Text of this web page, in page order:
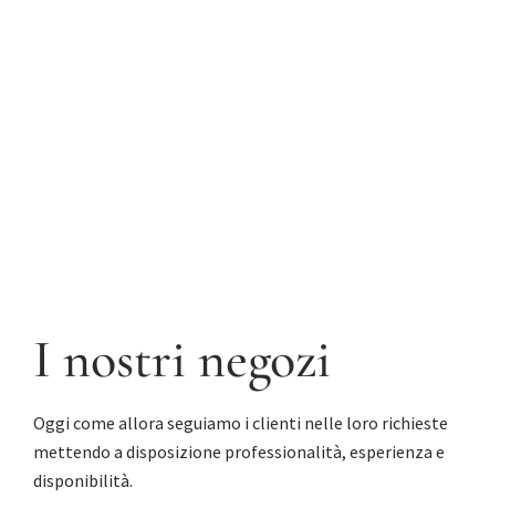
I nostri negozi
Oggi come allora seguiamo i clienti nelle loro richieste
mettendo a disposizione professionalità, esperienza e
disponibilità.